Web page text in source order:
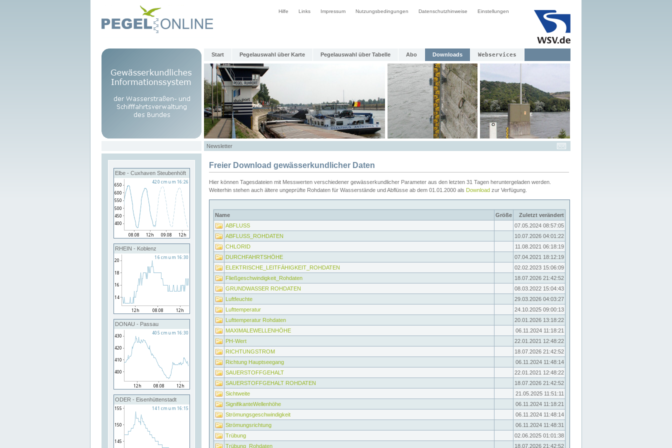
Hilfe Links Impressum Nutzungsbedingungen Datenschutzhinweise Einstellungen
Start Pegelauswahl über Karte Pegelauswahl über Tabelle Abo Downloads Webservices
Newsletter
Elbe - Cuxhaven Steubenhöft
RHEIN - Koblenz
DONAU - Passau
ODER - Eisenhüttenstadt
Freier Download gewässerkundlicher Daten
Hier können Tagesdateien mit Messwerten verschiedener gewässerkundlicher Parameter aus den letzten 31 Tagen heruntergeladen werden.
Weiterhin stehen auch ältere ungeprüfte Rohdaten für Wasserstände und Abflüsse ab dem 01.01.2000 als Download zur Verfügung.
Name Größe
Zuletzt verändert
ABFLUSS
07.05.2024 08:57:05
ABFLUSS_ROHDATEN
10.07.2026 04:01:22
CHLORID
11.08.2021 06:18:19
DURCHFAHRTSHÖHE
07.04.2021 18:12:19
ELEKTRISCHE_LEITFÄHIGKEIT_ROHDATEN
02.02.2023 15:06:09
Fließgeschwindigkeit_Rohdaten
18.07.2026 21:42:52
GRUNDWASSER ROHDATEN
08.03.2022 15:04:43
Luftfeuchte
29.03.2026 04:03:27
Lufttemperatur
24.10.2025 09:00:13
Lufttemperatur Rohdaten
20.01.2026 13:18:22
MAXIMALEWELLENHÖHE
06.11.2024 11:18:21
PH-Wert
22.01.2021 12:48:22
RICHTUNGSTROM
18.07.2026 21:42:52
Richtung Hauptseegang
06.11.2024 11:48:14
SAUERSTOFFGEHALT
22.01.2021 12:48:22
SAUERSTOFFGEHALT ROHDATEN
18.07.2026 21:42:52
Sichtweite
21.05.2025 11:51:11
SignifikanteWellenhöhe
06.11.2024 11:18:21
Strömungsgeschwindigkeit
06.11.2024 11:48:14
Strömungsrichtung
06.11.2024 11:48:31
Trübung
02.06.2025 01:01:38
Trübung_Rohdaten
18.07.2026 21:42:52